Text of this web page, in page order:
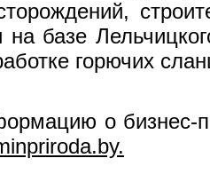
на базе
горючих
о бизнес-